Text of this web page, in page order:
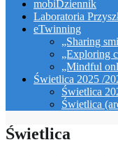
mobiDziennik
Laboratoria
eTwinning
„Sharing
„Exploring
„Mindful
Świetlica 2025 /
Świetlica
Świetlica
Świetlica